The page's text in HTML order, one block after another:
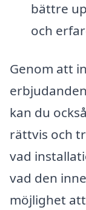
bättre
och
Genom att
kan du
rättvis och
vad
vad den
möjlighet